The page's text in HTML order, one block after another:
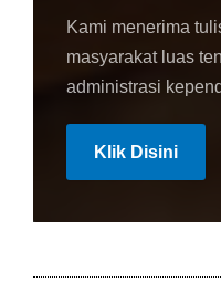
Kami menerima
masyarakat luas
administrasi
Klik Disini